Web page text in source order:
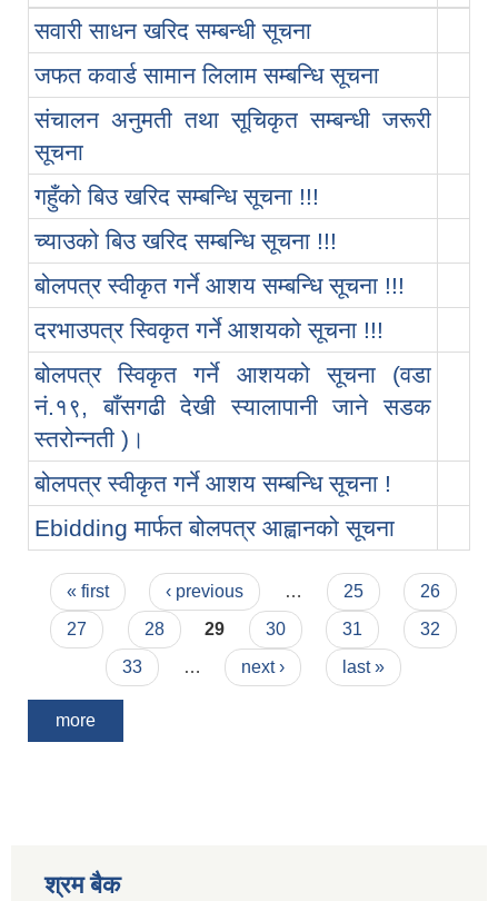
सवारी साधन खरिद सम्बन्धी सूचना
जफत कवार्ड सामान लिलाम सम्बन्धि सूचना
संचालन अनुमती तथा सूचिकृत सम्बन्धी जरूरी
सूचना
गहुँको बिउ खरिद सम्बन्धि सूचना !!!
च्याउको बिउ खरिद सम्बन्धि सूचना !!!
बोलपत्र स्वीकृत गर्ने आशय सम्बन्धि सूचना !!!
दरभाउपत्र स्विकृत गर्ने आशयको सूचना !!!
बोलपत्र स्विकृत गर्ने आशयको सूचना (वडा
नं.१९, बाँसगढी देखी स्यालापानी जाने सडक
स्तरोन्नती )।
बोलपत्र स्वीकृत गर्ने आशय सम्बन्धि सूचना !
Ebidding मार्फत बोलपत्र आह्वानको सूचना
Pages
« first ‹ previous … 25
26
27
28 29 30 31
32
33
… next › last »
more
श्रम बैक